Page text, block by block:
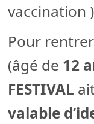
vaccination
Pour
(âgé de 12
FESTIVAL
valable